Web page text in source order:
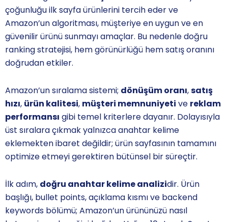
çoğunluğu ilk sayfa ürünlerini tercih eder ve
Amazon’un algoritması, müşteriye en uygun ve en
güvenilir ürünü sunmayı amaçlar. Bu nedenle doğru
ranking stratejisi, hem görünürlüğü hem satış oranını
doğrudan etkiler.
Amazon’un sıralama sistemi; dönüşüm oranı,satış
hızı, ürün kalitesi, müşteri memnuniyeti ve reklam
performansı gibi temel kriterlere dayanır. Dolayısıyla
üst sıralara çıkmak yalnızca anahtar kelime
eklemekten ibaret değildir; ürün sayfasının tamamını
optimize etmeyi gerektiren bütünsel bir süreçtir.
İlk adım, doğru anahtar kelime analizidir. Ürün
başlığı, bullet points, açıklama kısmı ve backend
keywords bölümü; Amazon’un ürününüzü nasıl